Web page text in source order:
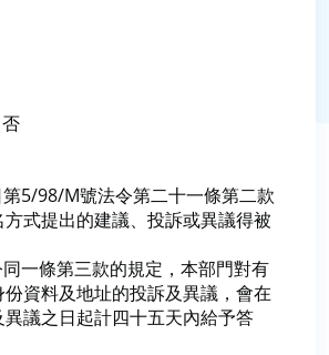
否
5/98/M號法令第二十一條第二款
式提出的建議、投訴或異議得被
一條第三款的規定，本部門對有
資料及地址的投訴及異議，會在
議之日起計四十五天內給予答